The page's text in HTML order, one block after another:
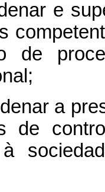
e
de
a
de